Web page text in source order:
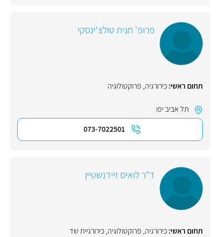
פרופ' חגית טולצ'ינסקי
תחום ראשי:כירורגיה, פרוקטולוגיה
תל אביב יפו
073-7022501
ד"ר לואיס זיידנשטיין
תחום ראשי:כירורגיה, פרוקטולוגיה,כירורגיית שד